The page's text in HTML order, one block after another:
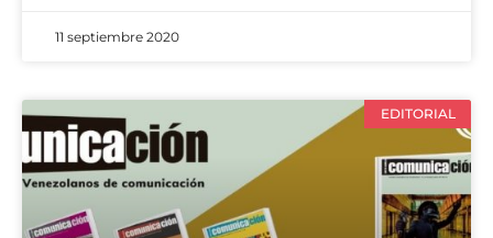
11 septiembre 2020
EDITORIAL